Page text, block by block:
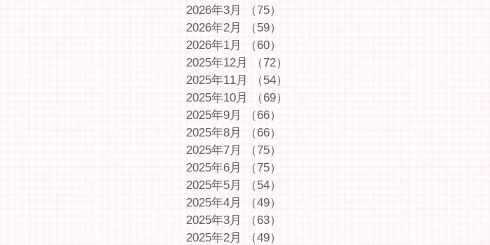
2026年3月
（75）
2026年2月
（59）
2026年1月
（60）
2025年12月
（72）
2025年11月
（54）
2025年10月
（69）
2025年9月
（66）
2025年8月
（66）
2025年7月
（75）
2025年6月
（75）
2025年5月
（54）
2025年4月
（49）
2025年3月
（63）
2025年2月
（49）